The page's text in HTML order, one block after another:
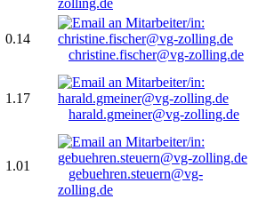
zolling.de
0.14
christine.fischer@vg-zolling.de
1.17
harald.gmeiner@vg-zolling.de
1.01
gebuehren.steuern@vg-
zolling.de